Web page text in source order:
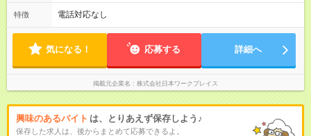
特徴 電話対応なし
気になる！ 応募する 詳細へ
掲載元企業名 株式会社日本ワークプレイス
興味のあるバイト は、とりあえず保存しよう♪
保存した求人は、後からまとめて応募できるよ。